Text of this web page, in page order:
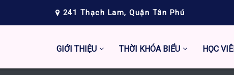
241 Thạch Lam, Quận Tân Phú
GIỚI THIỆU THỜI KHÓA BIỂU HỌC